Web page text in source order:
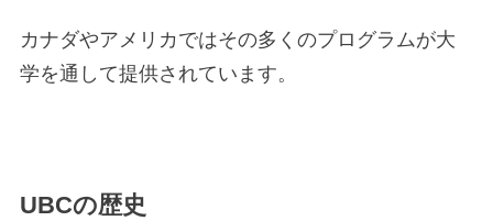
カナダやアメリカではその多くのプログラムが大
学を通して提供されています。
UBCの歴史